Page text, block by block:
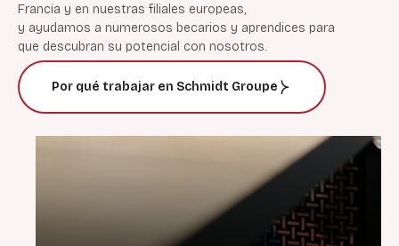
Francia y en nuestras filiales europeas,
y ayudamos a numerosos becarios y aprendices para
que descubran su potencial con nosotros.
Por qué trabajar en Schmidt Groupe